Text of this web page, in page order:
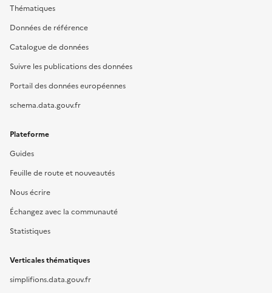
Thématiques
Données de référence
Catalogue de données
Suivre les publications des données
Portail des données européennes
schema.data.gouv.fr
Plateforme
Guides
Feuille de route et nouveautés
Nous écrire
Échangez avec la communauté
Statistiques
Verticales thématiques
simplifions.data.gouv.fr